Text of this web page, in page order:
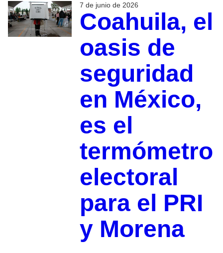
7 de junio de 2026
Coahuila, el
oasis de
seguridad
en México,
es el
termómetro
electoral
para el PRI
y Morena